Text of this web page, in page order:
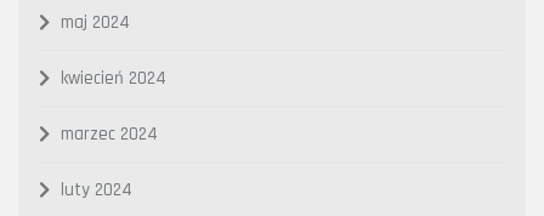
maj 2024
kwiecień 2024
marzec 2024
luty 2024